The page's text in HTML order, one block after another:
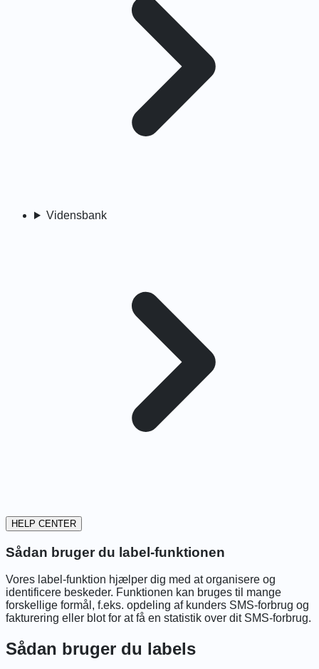
Vidensbank
HELP CENTER
Sådan bruger du label-funktionen
Vores label-funktion hjælper dig med at organisere og
identificere beskeder. Funktionen kan bruges til mange
forskellige formål, f.eks. opdeling af kunders SMS-forbrug og
fakturering eller blot for at få en statistik over dit SMS-forbrug.
Sådan bruger du labels